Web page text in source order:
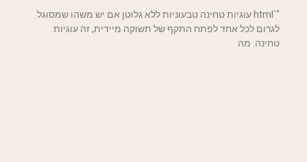
"`html עוגיות טחינה טבעוניות ללא גלוטן אם יש משהו שמסוגל
לגרום לכל אחד לפתח התקף של תשוקה מיידית, זה עוגיות
טחינה. מה